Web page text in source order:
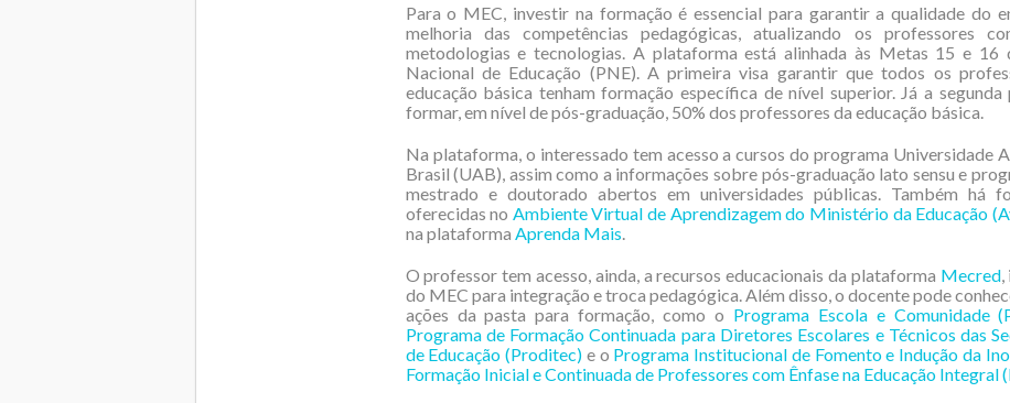
Para o MEC, investir na formação é essencial para garantir a qualidade do
melhoria das competências pedagógicas, atualizando os professores
metodologias e tecnologias. A plataforma está alinhada às Metas 15 e 16
Nacional de Educação (PNE). A primeira visa garantir que todos os
educação básica tenham formação específica de nível superior. Já a segunda
formar, em nível de pós-graduação, 50% dos professores da educação básica.
Na plataforma, o interessado tem acesso a cursos do programa Universidade
Brasil (UAB), assim como a informações sobre pós-graduação lato sensu e
mestrado e doutorado abertos em universidades públicas. Também há
oferecidas no Ambiente Virtual de Aprendizagem do Ministério da Educação
na plataforma Aprenda Mais
O professor tem acesso, ainda, a recursos educacionais da plataforma Mecred,
do MEC para integração e troca pedagógica. Além disso, o docente pode
ações da pasta para formação, como o Programa Escola e Comunidade
Programa de Formação Continuada para Diretores Escolares e Técnicos das
de Educação (Proditec) e o Programa Institucional de Fomento e Indução da
Formação Inicial e Continuada de Professores com Ênfase na Educação Integral